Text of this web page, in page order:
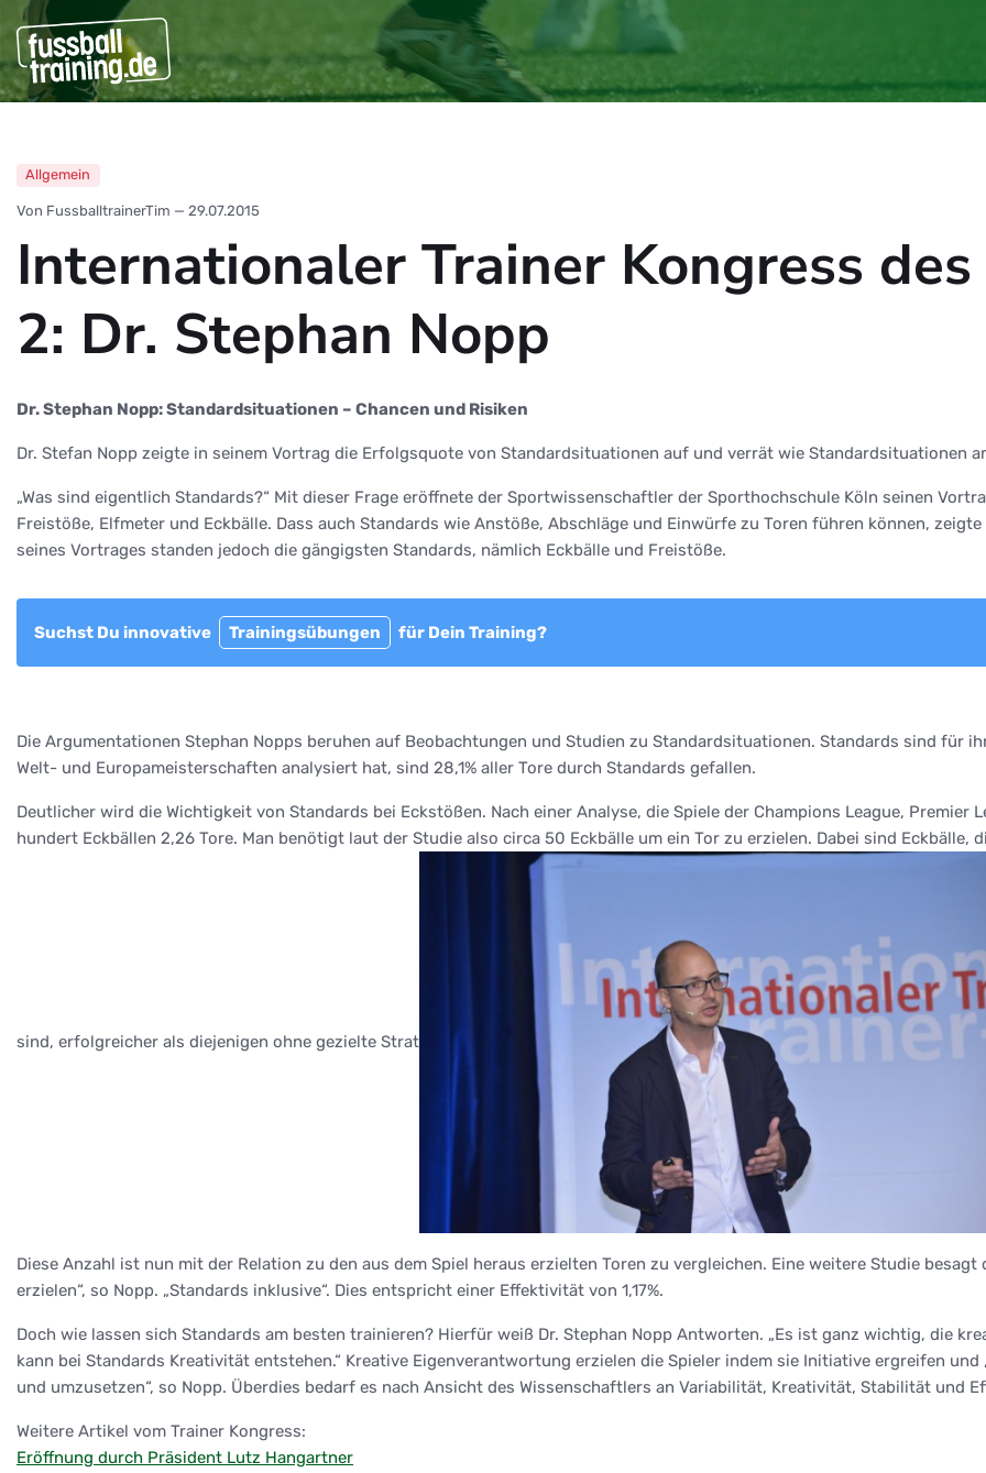
Allgemein
Von FussballtrainerTim — 29.07.2015
Internationaler Trainer Kongress
2: Dr. Stephan Nopp
Dr. Stephan Nopp: Standardsituationen – Chancen und Risiken
Dr. Stefan Nopp zeigte in seinem Vortrag die Erfolgsquote von Standardsituationen auf und verrät wie Standardsituationen
„Was sind eigentlich Standards?“ Mit dieser Frage eröffnete der Sportwissenschaftler der Sporthochschule Köln seinen
Freistöße, Elfmeter und Eckbälle. Dass auch Standards wie Anstöße, Abschläge und Einwürfe zu Toren führen können,
seines Vortrages standen jedoch die gängigsten Standards, nämlich Eckbälle und Freistöße.
Suchst Du innovative Trainingsübungen für Dein Training?
Die Argumentationen Stephan Nopps beruhen auf Beobachtungen und Studien zu Standardsituationen. Standards sind für
Welt- und Europameisterschaften analysiert hat, sind 28,1% aller Tore durch Standards gefallen.
Deutlicher wird die Wichtigkeit von Standards bei Eckstößen. Nach einer Analyse, die Spiele der Champions League,
hundert Eckbällen 2,26 Tore. Man benötigt laut der Studie also circa 50 Eckbälle um ein Tor zu erzielen. Dabei sind
sind, erfolgreicher als diejenigen ohne gezielte Strat
Diese Anzahl ist nun mit der Relation zu den aus dem Spiel heraus erzielten Toren zu vergleichen. Eine weitere Studie
erzielen“, so Nopp. „Standards inklusive“. Dies entspricht einer Effektivität von 1,17%.
Doch wie lassen sich Standards am besten trainieren? Hierfür weiß Dr. Stephan Nopp Antworten. „Es ist ganz wichtig, die
kann bei Standards Kreativität entstehen.“ Kreative Eigenverantwortung erzielen die Spieler indem sie Initiative ergreifen
und umzusetzen“, so Nopp. Überdies bedarf es nach Ansicht des Wissenschaftlers an Variabilität, Kreativität, Stabilität und
Weitere Artikel vom Trainer Kongress:
Eröffnung durch Präsident Lutz Hangartner